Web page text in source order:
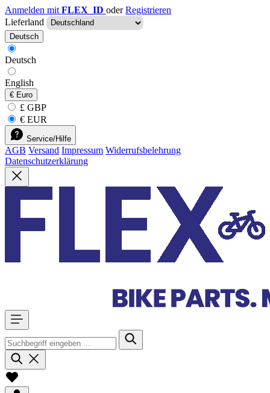
Anmelden mit FLEX_ID oder Registrieren
Lieferland
Deutsch
Deutsch
English
€ Euro
£ GBP
€ EUR
Service/Hilfe
AGB Versand Impressum Widerrufsbelehrung
Datenschutzerklärung